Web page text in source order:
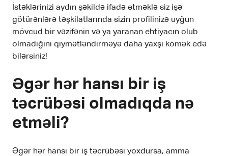
İstəklərinizi aydın şəkildə ifadə etməklə siz işə
götürənlərə təşkilatlarında sizin profilinizə uyğun
mövcud bir vəzifənin və ya yaranan ehtiyacın olub
olmadığını qiymətləndirməyə daha yaxşı kömək edə
bilərsiniz!
Əgər hər hansı bir iş
təcrübəsi olmadıqda nə
etməli?
Əgər hər hansı bir iş təcrübəsi yoxdursa, amma